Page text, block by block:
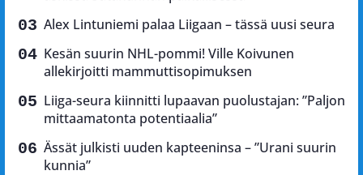
Alex Lintuniemi palaa Liigaan – tässä uusi seura
Kesän suurin NHL-pommi! Ville Koivunen
allekirjoitti mammuttisopimuksen
Liiga-seura kiinnitti lupaavan puolustajan: ”Paljon
mittaamatonta potentiaalia”
Ässät julkisti uuden kapteeninsa – ”Urani suurin
kunnia”